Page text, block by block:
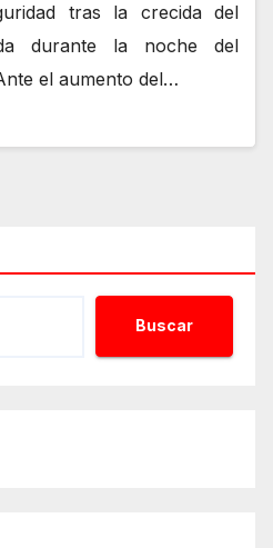
tras la crecida del
durante la noche del
el aumento del…
Buscar